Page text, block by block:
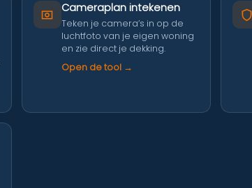
Cameraplan intekenen
Teken je camera’s in op de
luchtfoto van je eigen woning
en zie direct je dekking.
Open de tool →